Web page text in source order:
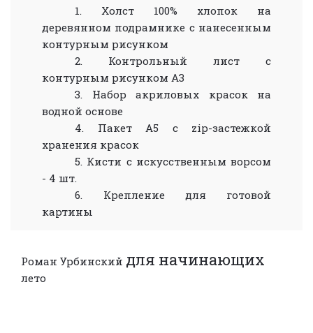
1. Холст 100% хлопок на
деревянном подрамнике с нанесенным
контурным рисунком
2. Контрольный лист с
контурным рисунком А3
3. Набор акриловых красок на
водной основе
4. Пакет А5 с zip-застежкой
хранения красок
5. Кисти с искусственным ворсом
- 4 шт.
6. Крепление для готовой
картины
Роман Урбинский для начинающих
лето